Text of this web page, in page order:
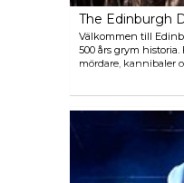
The Edinburgh
Välkommen till
500 års grym
mördare, kannibaler